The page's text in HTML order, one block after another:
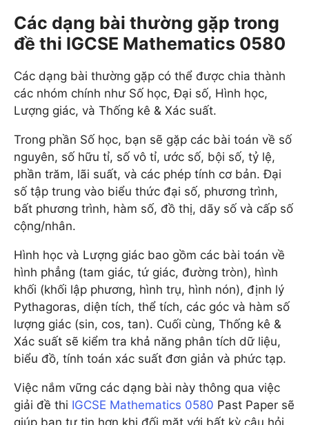
Các dạng bài thường gặp trong
đề thi IGCSE Mathematics 0580
Các dạng bài thường gặp có thể được chia thành
các nhóm chính như Số học, Đại số, Hình học,
Lượng giác, và Thống kê & Xác suất.
Trong phần Số học, bạn sẽ gặp các bài toán về số
nguyên, số hữu tỉ, số vô tỉ, ước số, bội số, tỷ lệ,
phần trăm, lãi suất, và các phép tính cơ bản. Đại
số tập trung vào biểu thức đại số, phương trình,
bất phương trình, hàm số, đồ thị, dãy số và cấp số
cộng/nhân.
Hình học và Lượng giác bao gồm các bài toán về
hình phẳng (tam giác, tứ giác, đường tròn), hình
khối (khối lập phương, hình trụ, hình nón), định lý
Pythagoras, diện tích, thể tích, các góc và hàm số
lượng giác (sin, cos, tan). Cuối cùng, Thống kê &
Xác suất sẽ kiểm tra khả năng phân tích dữ liệu,
biểu đồ, tính toán xác suất đơn giản và phức tạp.
Việc nắm vững các dạng bài này thông qua việc
giải đề thi IGCSE Mathematics 0580 Past Paper sẽ